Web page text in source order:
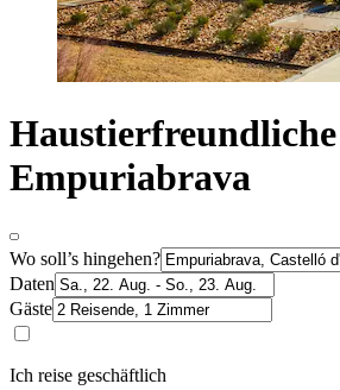
Empuriabrava
Wo soll’s hingehen?
Daten
Gäste
Ich reise geschäftlich